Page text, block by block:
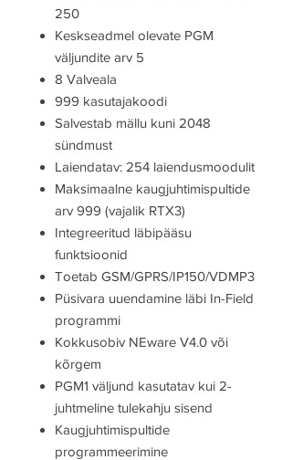
250
Keskseadmel olevate PGM
väljundite arv 5
8 Valveala
999 kasutajakoodi
Salvestab mällu kuni 2048
sündmust
Laiendatav: 254 laiendusmoodulit
Maksimaalne kaugjuhtimispultide
arv 999 (vajalik RTX3)
Integreeritud läbipääsu
funktsioonid
Toetab GSM/GPRS/IP150/VDMP3
Püsivara uuendamine läbi In-Field
programmi
Kokkusobiv NEware V4.0 või
kõrgem
PGM1 väljund kasutatav kui 2-
juhtmeline tulekahju sisend
Kaugjuhtimispultide
programmeerimine